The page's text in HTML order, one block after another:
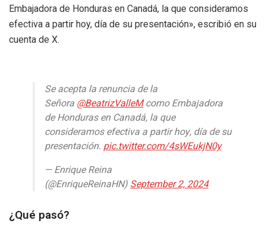
Embajadora de Honduras en Canadá, la que consideramos
efectiva a partir hoy, día de su presentación», escribió en su
cuenta de X.
Se acepta la renuncia de la
Señora @BeatrizValleMcomo Embajadora
de Honduras en Canadá, la que
consideramos efectiva a partir hoy, día de su
presentación. pic.twitter.com/4sWEukjN0y
— Enrique Reina
(@EnriqueReinaHN)September 2, 2024
¿Qué pasó?